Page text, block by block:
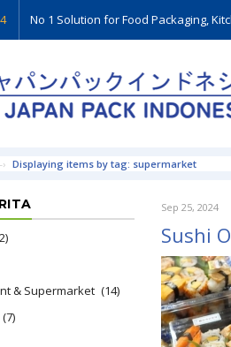
No 1 Solution for Food Packaging,
Displaying items by tag: supermarket
& Supermarket (14)
(7)
Sep 25, 2024
Sushi